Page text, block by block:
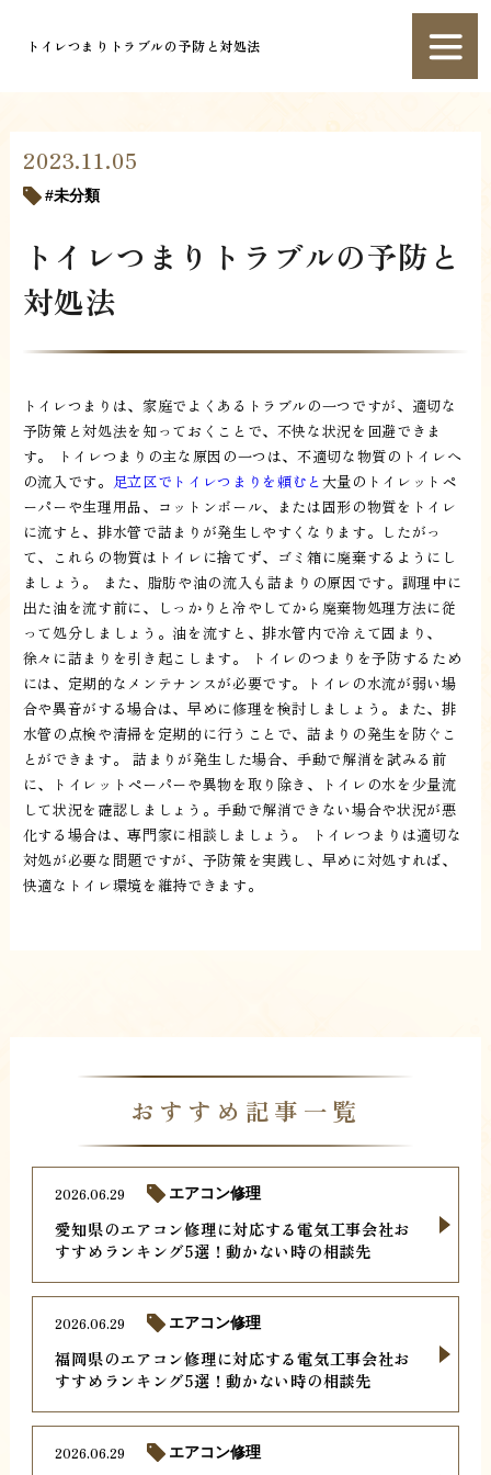
トイレつまりトラブルの予防と対処法
2023.11.05
未分類
トイレつまりトラブルの予防と
対処法
トイレつまりは、家庭でよくあるトラブルの一つですが、適切な
予防策と対処法を知っておくことで、不快な状況を回避できま
す。 トイレつまりの主な原因の一つは、不適切な物質のトイレへ
の流入です。 足立区でトイレつまりを頼むと大量のトイレットペ
ーパーや生理用品、コットンボール、または固形の物質をトイレ
に流すと、排水管で詰まりが発生しやすくなります。したがっ
て、これらの物質はトイレに捨てず、ゴミ箱に廃棄するようにし
ましょう。 また、脂肪や油の流入も詰まりの原因です。調理中に
出た油を流す前に、しっかりと冷やしてから廃棄物処理方法に従
って処分しましょう。油を流すと、排水管内で冷えて固まり、
徐々に詰まりを引き起こします。 トイレのつまりを予防するため
には、定期的なメンテナンスが必要です。トイレの水流が弱い場
合や異音がする場合は、早めに修理を検討しましょう。また、排
水管の点検や清掃を定期的に行うことで、詰まりの発生を防ぐこ
とができます。 詰まりが発生した場合、手動で解消を試みる前
に、トイレットペーパーや異物を取り除き、トイレの水を少量流
して状況を確認しましょう。手動で解消できない場合や状況が悪
化する場合は、専門家に相談しましょう。 トイレつまりは適切な
対処が必要な問題ですが、予防策を実践し、早めに対処すれば、
快適なトイレ環境を維持できます。
おすすめ記事一覧
愛知県のエアコン修理に対応する電気工事会社お
すすめランキング5選！動かない時の相談先
2026.06.29 エアコン修理
福岡県のエアコン修理に対応する電気工事会社お
すすめランキング5選！動かない時の相談先
2026.06.29 エアコン修理
2026.06.29 エアコン修理